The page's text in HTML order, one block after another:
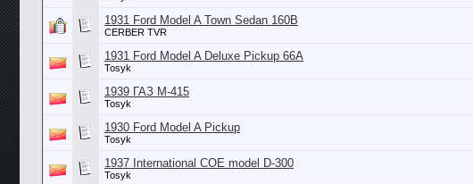
1931 Ford Model A Town Sedan 160B
CERBER TVR
1931 Ford Model A Deluxe Pickup 66A
Tosyk
1939 ГАЗ М-415
Tosyk
1930 Ford Model A Pickup
Tosyk
1937 International COE model D-300
Tosyk